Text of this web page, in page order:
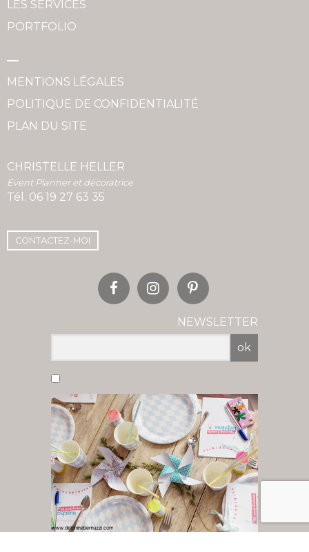
LES SERVICES
PORTFOLIO
MENTIONS LÉGALES
POLITIQUE DE CONFIDENTIALITÉ
PLAN DU SITE
CHRISTELLE HELLER
Event Planner et décoratrice
Tél. 06 19 27 63 35
CONTACTEZ-MOI
NEWSLETTER
ok